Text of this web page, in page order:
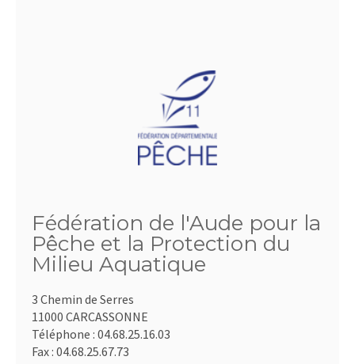
Fédération de l'Aude pour la
Pêche et la Protection du
Milieu Aquatique
3 Chemin de Serres
11000 CARCASSONNE
Téléphone : 04.68.25.16.03
Fax : 04.68.25.67.73